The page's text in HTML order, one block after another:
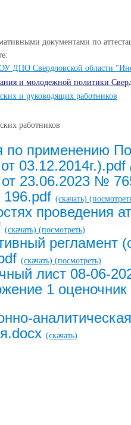
документами по
ДПО Свердловской области
и молодежной политики
и руководящих работников
работников
по применению
03.12.2014г.).pdf
23.06.2023 №
(скачать)
проведения
(скачать) (посмотреть)
регламент
(скачать) (посмотреть)
лист 08-06-
1 оценочник
(скачать)